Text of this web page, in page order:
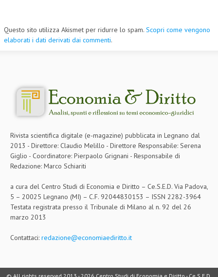
Questo sito utilizza Akismet per ridurre lo spam. Scopri come vengono
elaborati i dati derivati dai commenti.
Rivista scientifica digitale (e-magazine) pubblicata in Legnano dal
2013 - Direttore: Claudio Melillo - Direttore Responsabile: Serena
Giglio - Coordinatore: Pierpaolo Grignani - Responsabile di
Redazione: Marco Schiariti
a cura del Centro Studi di Economia e Diritto – Ce.S.E.D. Via Padova,
5 – 20025 Legnano (MI) – C.F. 92044830153 – ISSN 2282-3964
Testata registrata presso il Tribunale di Milano al n. 92 del 26
marzo 2013
Contattaci: redazione@economiaediritto.it